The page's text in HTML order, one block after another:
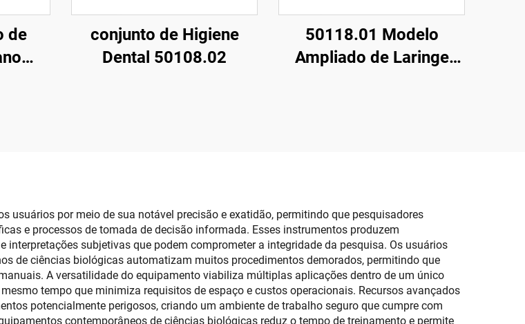
de
conjunto de Higiene
Dental 50108.02
50118.01 Modelo
Ampliado de Laringe
usuários por meio de sua notável precisão e exatidão, permitindo que pesquisadores
e processos de tomada de decisão informada. Esses instrumentos produzem
subjetivas que podem comprometer a integridade da pesquisa. Os usuários
de ciências biológicas automatizam muitos procedimentos demorados, permitindo que
A versatilidade do equipamento viabiliza múltiplas aplicações dentro de um único
tempo que minimiza requisitos de espaço e custos operacionais. Recursos avançados
potencialmente perigosos, criando um ambiente de trabalho seguro que cumpre com
contemporâneos de ciências biológicas reduz o tempo de treinamento e permite